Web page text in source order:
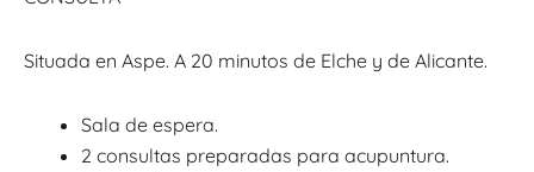
Situada en Aspe. A 20 minutos de Elche y de Alicante.
Sala de espera.
2 consultas preparadas para acupuntura.